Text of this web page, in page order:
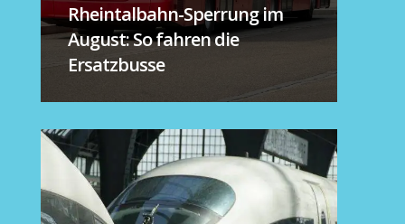
Rheintalbahn-Sperrung im
August: So fahren die
Ersatzbusse